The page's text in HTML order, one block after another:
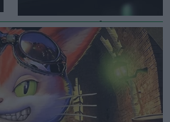
Sony Vaio: παρόν και
μέλλον